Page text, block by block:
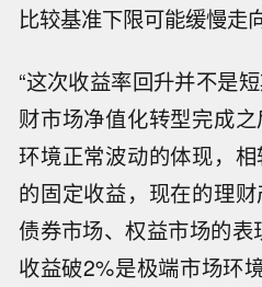
比较基准下限可能缓慢走
“这次收益率回升并不是
财市场净值化转型完成
环境正常波动的体现，
的固定收益，现在的理
债券市场、权益市场的
收益破2%是极端市场环